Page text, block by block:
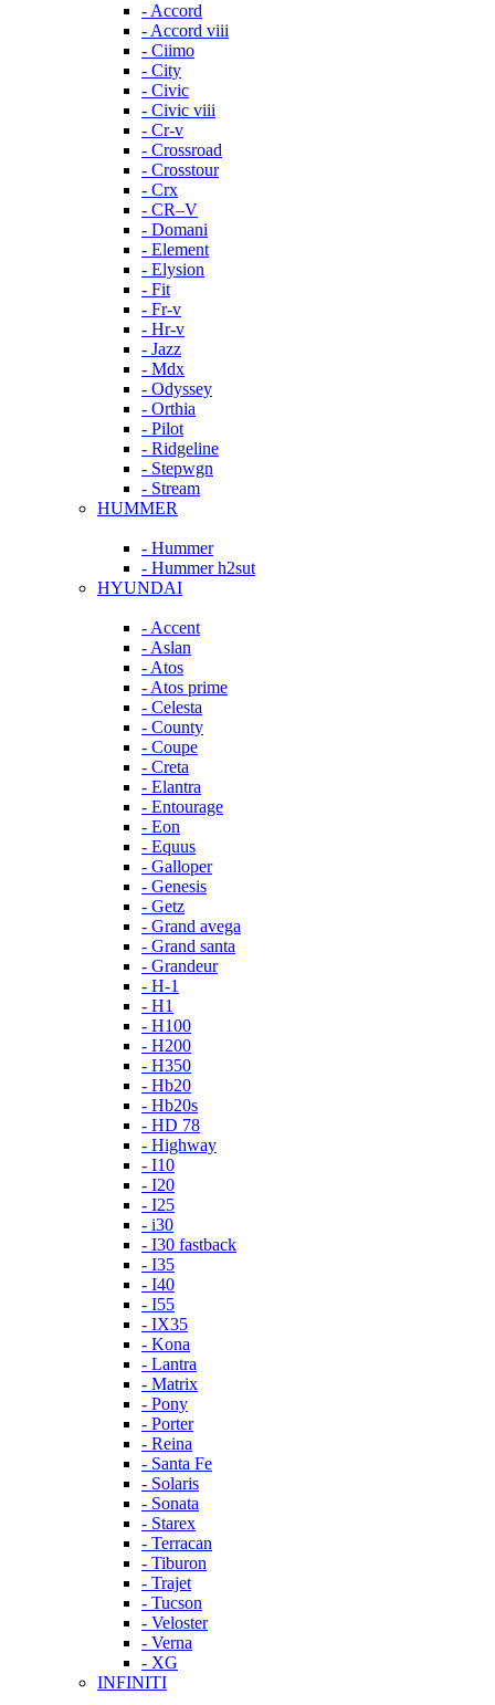
- Accord
- Accord viii
- Ciimo
- City
- Civic
- Civic viii
- Cr-v
- Crossroad
- Crosstour
- Crx
- CR–V
- Domani
- Element
- Elysion
- Fit
- Fr-v
- Hr-v
- Jazz
- Mdx
- Odyssey
- Orthia
- Pilot
- Ridgeline
- Stepwgn
- Stream
HUMMER
- Hummer
- Hummer h2sut
HYUNDAI
- Accent
- Aslan
- Atos
- Atos prime
- Celesta
- County
- Coupe
- Creta
- Elantra
- Entourage
- Eon
- Equus
- Galloper
- Genesis
- Getz
- Grand avega
- Grand santa
- Grandeur
- H-1
- H1
- H100
- H200
- H350
- Hb20
- Hb20s
- HD 78
- Highway
- I10
- I20
- I25
- i30
- I30 fastback
- I35
- I40
- I55
- IX35
- Kona
- Lantra
- Matrix
- Pony
- Porter
- Reina
- Santa Fe
- Solaris
- Sonata
- Starex
- Terracan
- Tiburon
- Trajet
- Tucson
- Veloster
- Verna
- XG
INFINITI